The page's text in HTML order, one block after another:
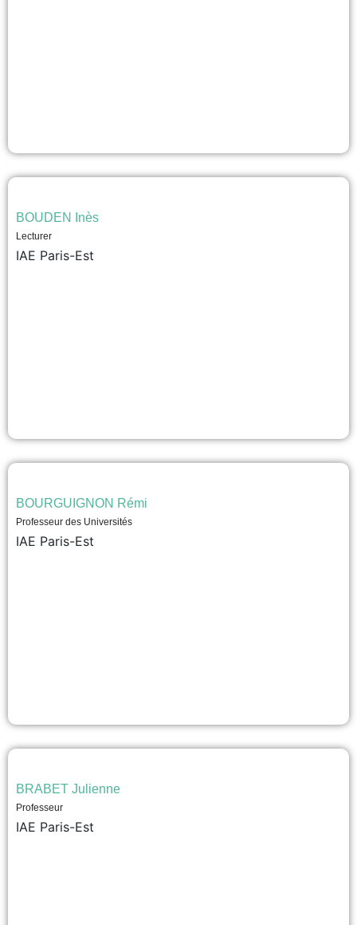
BOUDEN Inès
Lecturer
IAE Paris-Est
BOURGUIGNON Rémi
Professeur des Universités
IAE Paris-Est
BRABET Julienne
Professeur
IAE Paris-Est